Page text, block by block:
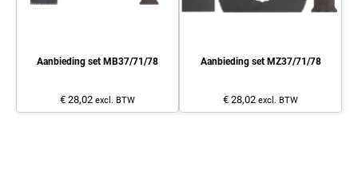
Aanbieding set MB37/71/78
€ 28,02 excl. BTW
Aanbieding set MZ37/71/78
€ 28,02 excl. BTW